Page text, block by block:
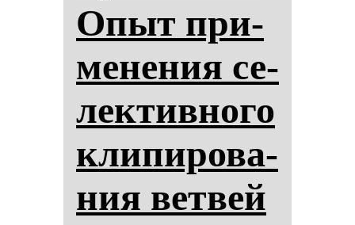
Опыт при­
ме­не­ния се­
лек­тив­но­го
кли­пи­ро­ва­
ния вет­вей